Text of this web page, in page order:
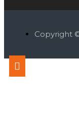
Copyright